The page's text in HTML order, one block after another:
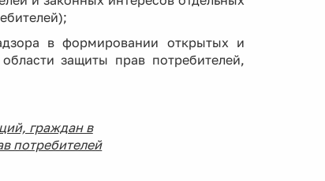
в формировании открытых и
защиты прав потребителей,
граждан в
потребителей